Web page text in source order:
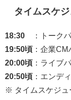
タイムスケ
18:30
：トーク
19:50頃 ：企業CM
20:00頃 ：ライブ
20:50頃 ：エンデ
※ タイムスケジュ